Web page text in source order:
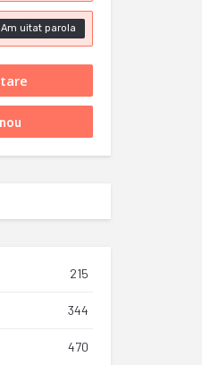
Am uitat parola
215
344
470